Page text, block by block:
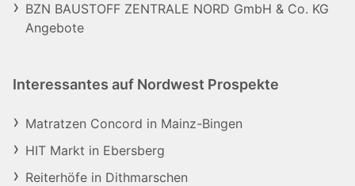
BZN BAUSTOFF ZENTRALE NORD GmbH & Co. KG
Angebote
Interessantes auf Nordwest Prospekte
Matratzen Concord in Mainz-Bingen
HIT Markt in Ebersberg
Reiterhöfe in Dithmarschen